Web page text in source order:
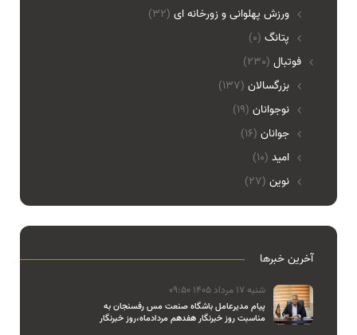
ورزش پهلوانی و زورخانه ای (32)
پتانگ (0)
(230) فوتبال
بزرگسالان (137)
نوجوانان (19)
جوانان (16)
امید (10)
نوین (27)
آخرین خبرها
شنبه 17 مرداد 1405 09:50
پیام مدیرعامل باشگاه صنعت مس رفسنجان به
مناسبت روز خبرنگار هفدهم مردادماه،روز خبرنگار